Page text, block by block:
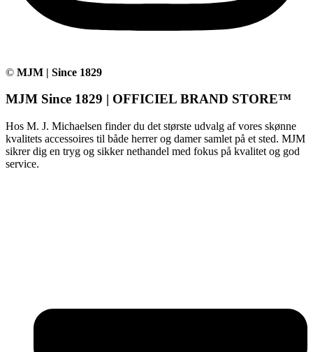
© MJM | Since 1829
MJM Since 1829 | OFFICIEL BRAND STORE™
Hos M. J. Michaelsen finder du det største udvalg af vores skønne
kvalitets accessoires til både herrer og damer samlet på et sted. MJM
sikrer dig en tryg og sikker nethandel med fokus på kvalitet og god
service.